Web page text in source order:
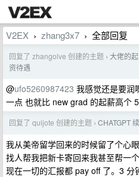
V2EX › zhang3x7 › 全部回复
回复了 zhangolve 创建的主题 › 大佬的
资待遇
@ufo5260987423 我感觉还是要润
一点 也就比 new grad 的起薪高个 5
回复了 quijote 创建的主题 › CHATGPT
我从美帝留学回来的时候留了个心
找人帮我把新卡寄回来我甚至帮一
现在一切的汇报都 pay off 了。3